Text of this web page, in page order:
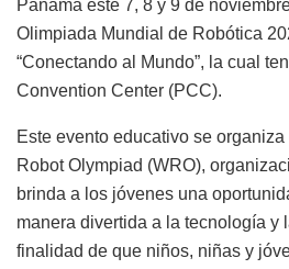
Panamá este 7, 8 y 9 de
Olimpiada Mundial de Robótica
“Conectando al Mundo”, la cual
Convention Center (PCC).
Este evento educativo se
Robot Olympiad (WRO),
brinda a los jóvenes una
manera divertida a la tecnología y
finalidad de que niños, niñas y